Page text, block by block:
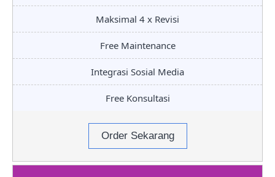
Maksimal 4 x Revisi
Free Maintenance
Integrasi Sosial Media
Free Konsultasi
Order Sekarang